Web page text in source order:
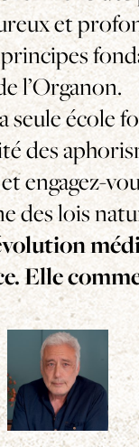
et
l’Organon.
seule école
des
engagez-
des lois
Elle